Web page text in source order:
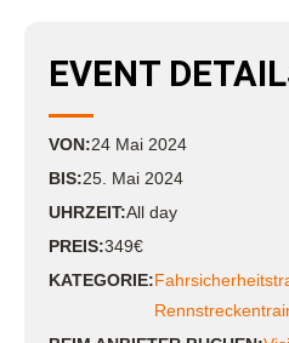
EVENT
VON:24 Mai 2024
BIS:25. Mai 2024
UHRZEIT:All day
PREIS:349€
KATEGORIE: